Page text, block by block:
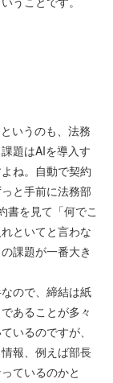
いうのも、法務
題はAIを導入す
ね。自動で契約
と手前に法務部
書を見て「何でこ
といてと言わな
課題が一番大き
ので、締結は紙
あることが多々
いるのですが、
報、例えば部長
ているのかと